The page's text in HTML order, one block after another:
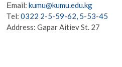
Еmail:kumu@kumu.edu.kg
Тel:0322 2-5-59-62, 5-53-45
Address: Gapar Aitiev St. 27